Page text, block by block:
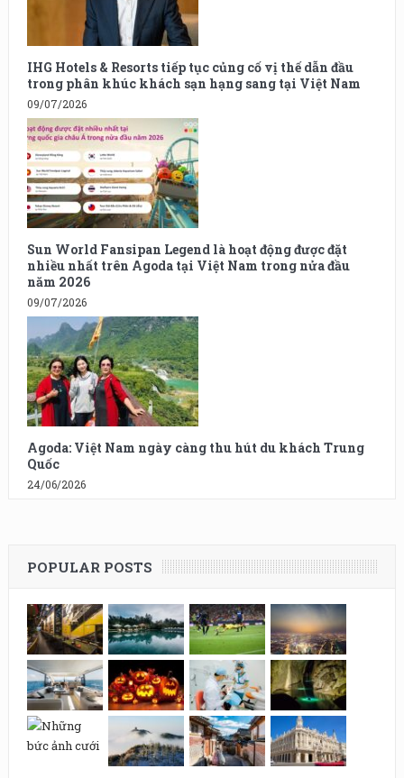
IHG Hotels & Resorts tiếp tục củng cố vị thế dẫn đầu
trong phân khúc khách sạn hạng sang tại Việt Nam
09/07/2026
Sun World Fansipan Legend là hoạt động được đặt
nhiều nhất trên Agoda tại Việt Nam trong nửa đầu
năm 2026
09/07/2026
Agoda: Việt Nam ngày càng thu hút du khách Trung
Quốc
24/06/2026
POPULAR POSTS